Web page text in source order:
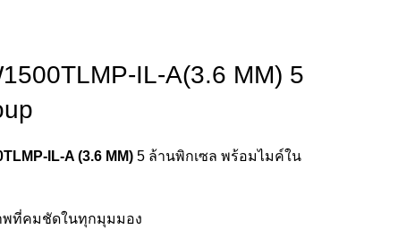
IL-A(3.6 MM) 5
IL-A (3.6 MM) 5 ล้านพิกเซล พร้อมไมค์ใน
พที่คมชัดในทุกมุมมอง